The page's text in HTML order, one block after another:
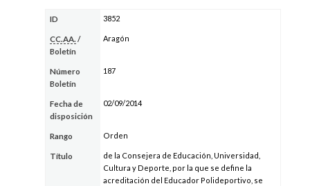
ID 3852
CC.AA. /
Boletín
Aragón
Número
Boletín
187
Fecha de
disposición
02/09/2014
Rango Orden
Título
de la Consejera de Educación, Universidad,
Cultura y Deporte, por la que se define la
acreditación del Educador Polideportivo, se